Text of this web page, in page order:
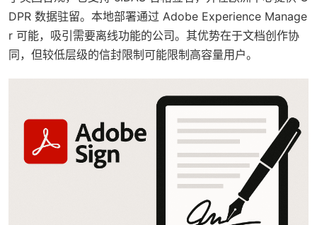
DPR 数据驻留。本地部署通过 Adobe Experience Manage
r 可能，吸引需要离线功能的公司。其优势在于文档创作协
同，但较低层级的信封限制可能限制高容量用户。